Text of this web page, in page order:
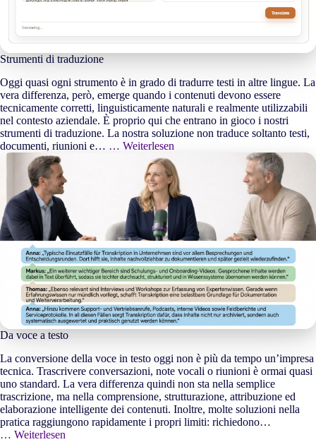
Strumenti di traduzione
Oggi quasi ogni strumento è in grado di tradurre testi in altre lingue. La
vera differenza, però, emerge quando i contenuti devono essere
tecnicamente corretti, linguisticamente naturali e realmente utilizzabili
nel contesto aziendale. È proprio qui che entrano in gioco i nostri
strumenti di traduzione. La nostra soluzione non traduce soltanto testi,
documenti, riunioni e… … Weiterlesen
Da voce a testo
La conversione della voce in testo oggi non è più da tempo un’impresa
tecnica. Trascrivere conversazioni, note vocali o riunioni è ormai quasi
uno standard. La vera differenza quindi non sta nella semplice
trascrizione, ma nella comprensione, strutturazione, attribuzione ed
elaborazione intelligente dei contenuti. Inoltre, molte soluzioni nella
pratica raggiungono rapidamente i propri limiti: richiedono…
… Weiterlesen